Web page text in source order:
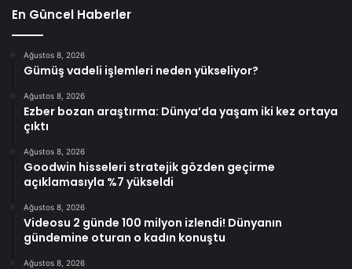
En Güncel Haberler
Ağustos 8, 2026
Gümüş vadeli işlemleri neden yükseliyor?
Ağustos 8, 2026
Ezber bozan araştırma: Dünya’da yaşam iki kez ortaya
çıktı
Ağustos 8, 2026
Goodwin hisseleri stratejik gözden geçirme
açıklamasıyla %7 yükseldi
Ağustos 8, 2026
Videosu 2 günde 100 milyon izlendi! Dünyanın
gündemine oturan o kadın konuştu
Ağustos 8, 2026